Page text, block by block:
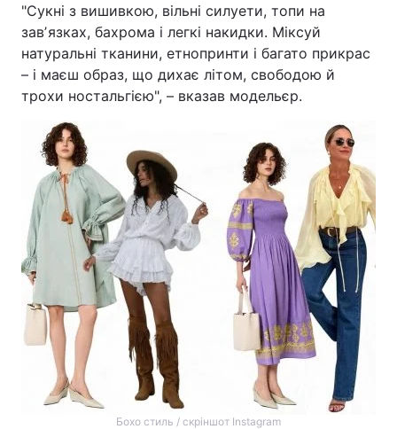
"Сукні з вишивкою, вільні силуети, топи на
завʼязках, бахрома і легкі накидки. Міксуй
натуральні тканини, етнопринти і багато прикрас
– і маєш образ, що дихає літом, свободою й
трохи ностальгією", – вказав модельєр.
Бохо стиль / скріншот Instagram